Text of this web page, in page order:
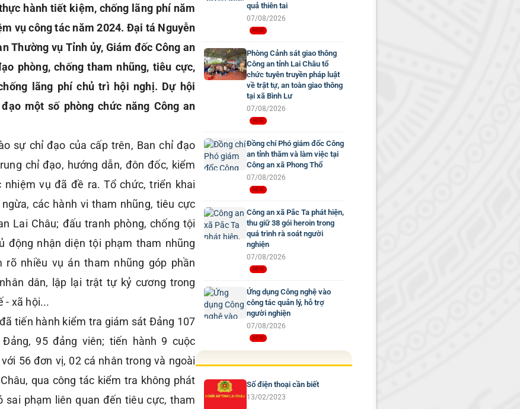
hành tiết kiệm, chống lãng phí năm
vụ công tác năm 2024. Đại tá Nguyễn
Thường vụ Tỉnh ủy, Giám đốc Công an
phòng, chống tham nhũng, tiêu cực,
lãng phí chủ trì hội nghị. Dự hội
một số phòng chức năng Công an
sự chỉ đạo của cấp trên, Ban chỉ đạo
chỉ đạo, hướng dẫn, đôn đốc, kiểm
vụ đã đề ra. Tổ chức, triển khai
các hành vi tham nhũng, tiêu cực
Lai Châu; đấu tranh phòng, chống tội
động nhận diện tội phạm tham nhũng
nhiều vụ án tham nhũng góp phần
dân, lập lại trật tự kỷ cương trong
- xã hội...
tiến hành kiểm tra giám sát Đảng 107
95 đảng viên; tiến hành 9 cuộc
56 đơn vị, 02 cá nhân trong và ngoài
qua công tác kiểm tra không phát
sai phạm liên quan đến tiêu cực, tham
quả thiên tai
07/08/2026
Phòng Cảnh sát giao thông
Công an tỉnh Lai Châu tổ
chức tuyên truyền pháp luật
về trật tự, an toàn giao thông
tại xã Bình Lư
07/08/2026
Đồng chí Phó giám đốc Công
an tỉnh thăm và làm việc tại
Công an xã Phong Thổ
07/08/2026
Công an xã Pắc Ta phát hiện,
thu giữ 38 gói heroin trong
quá trình rà soát người
nghiện
07/08/2026
Ứng dụng Công nghệ vào
công tác quản lý, hỗ trợ
người nghiện
07/08/2026
Số điện thoại cần biết
13/02/2023